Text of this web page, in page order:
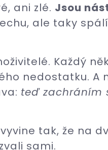
ani zlé. Jsou
ale taky
Každý
nedostatku. A
teď zachráním
tak, že na
sami.